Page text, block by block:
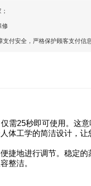
修
付安全，严格保护顾客支付信
需25秒即可使用。这
体工学的简洁设计，让
捷地进行调节。稳定
整洁。